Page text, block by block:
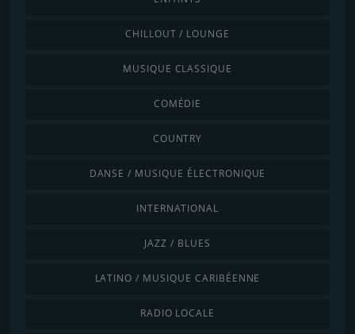
CHILLOUT / LOUNGE
MUSIQUE CLASSIQUE
COMÉDIE
COUNTRY
DANSE / MUSIQUE ÉLECTRONIQUE
INTERNATIONAL
JAZZ / BLUES
LATINO / MUSIQUE CARIBÉENNE
RADIO LOCALE